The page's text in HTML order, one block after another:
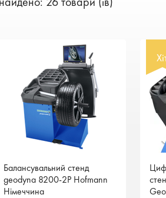
Балансувальний стенд
geodyna 8200-2P Hofmann
Німеччина
Балансувальний стенд
geodyna 8200-2P Hofmann
Німеччина